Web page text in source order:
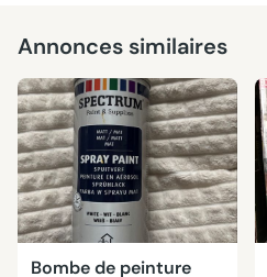
Annonces similaires
Bombe de peinture